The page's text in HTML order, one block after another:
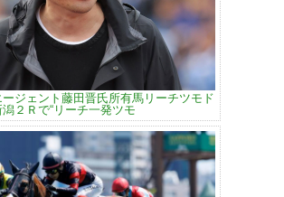
ジェント藤田晋氏所有馬リーチツモド
２Ｒで“リーチ一発ツモ